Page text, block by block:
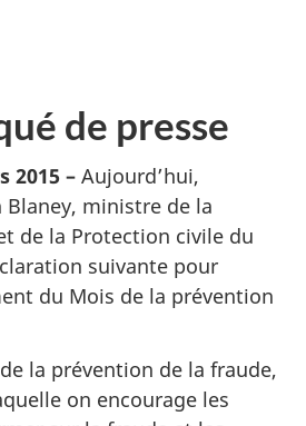
de presse
2015 – Aujourd’hui,
Blaney, ministre de la
de la Protection civile du
suivante pour
du Mois de la prévention
la prévention de la fraude,
on encourage les